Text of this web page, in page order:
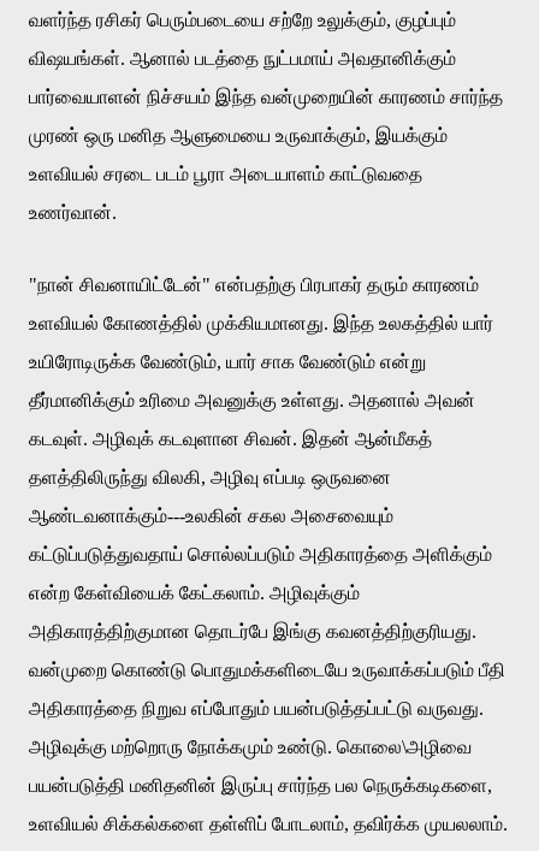
வளர்ந்த ரசிகர் பெரும்படையை சற்றே உலுக்கும், குழப்பும்
விஷயங்கள். ஆனால் படத்தை நுட்பமாய் அவதானிக்கும்
பார்வையாளன் நிச்சயம் இந்த வன்முறையின் காரணம் சார்ந்த
முரண் ஒரு மனித ஆளுமையை உருவாக்கும், இயக்கும்
உளவியல் சரடை படம் பூரா அடையாளம் காட்டுவதை
உணர்வான்.
"நான் சிவனாயிட்டேன்" என்பதற்கு பிரபாகர் தரும் காரணம்
உளவியல் கோணத்தில் முக்கியமானது. இந்த உலகத்தில் யார்
உயிரோடிருக்க வேண்டும், யார் சாக வேண்டும் என்று
தீர்மானிக்கும் உரிமை அவனுக்கு உள்ளது. அதனால் அவன்
கடவுள். அழிவுக் கடவுளான சிவன். இதன் ஆன்மீகத்
தளத்திலிருந்து விலகி, அழிவு எப்படி ஒருவனை
ஆண்டவனாக்கும்---உலகின் சகல அசைவையும்
கட்டுப்படுத்துவதாய் சொல்லப்படும் அதிகாரத்தை அளிக்கும்
என்ற கேள்வியைக் கேட்கலாம். அழிவுக்கும்
அதிகாரத்திற்குமான தொடர்பே இங்கு கவனத்திற்குரியது.
வன்முறை கொண்டு பொதுமக்களிடையே உருவாக்கப்படும் பீதி
அதிகாரத்தை நிறுவ எப்போதும் பயன்படுத்தப்பட்டு வருவது.
அழிவுக்கு மற்றொரு நோக்கமும் உண்டு. கொலை\அழிவை
பயன்படுத்தி மனிதனின் இருப்பு சார்ந்த பல நெருக்கடிகளை,
உளவியல் சிக்கல்களை தள்ளிப் போடலாம், தவிர்க்க முயலலாம்.